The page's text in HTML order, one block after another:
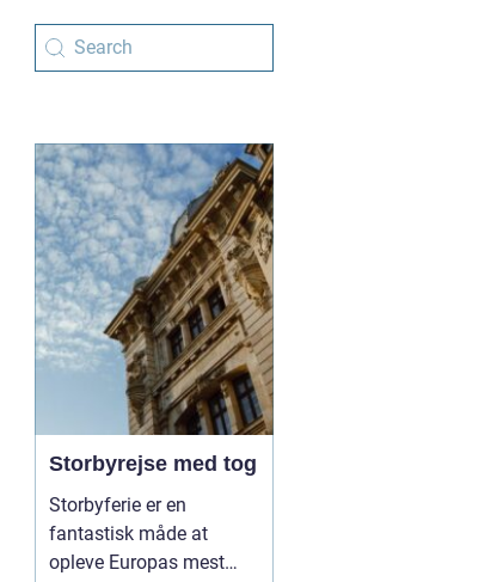
Storbyrejse med tog
Storbyferie er en
fantastisk måde at
opleve Europas mest